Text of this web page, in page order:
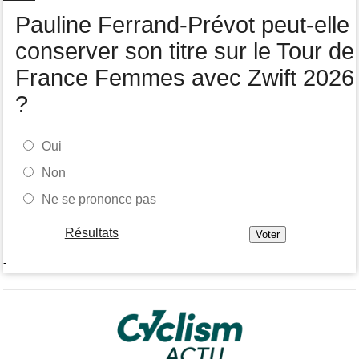
TV
Pauline Ferrand-Prévot peut-elle
conserver son titre sur le Tour de
France Femmes avec Zwift 2026
?
Oui
Non
Ne se prononce pas
Résultats
-